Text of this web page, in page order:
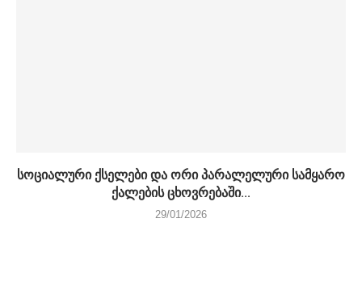
სოციალური ქსელები და ორი პარალელური სამყარო
ქალების ცხოვრებაში...
29/01/2026